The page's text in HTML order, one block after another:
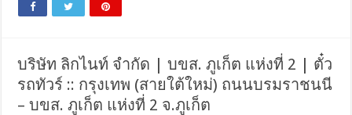
บริษัท ลิกไนท์ จำกัด | บขส. ภูเก็ต แห่งที่ 2 | ตั๋ว
รถทัวร์ :: กรุงเทพ (สายใต้ใหม่) ถนนบรมราชนนี
– บขส. ภูเก็ต แห่งที่ 2 จ.ภูเก็ต